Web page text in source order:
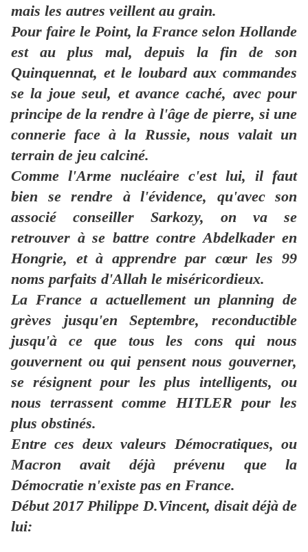
mais les autres veillent au grain.
Pour faire le Point, la France selon Hollande
est au plus mal, depuis la fin de son
Quinquennat, et le loubard aux commandes
se la joue seul, et avance caché, avec pour
principe de la rendre à l'âge de pierre, si une
connerie face à la Russie, nous valait un
terrain de jeu calciné.
Comme l'Arme nucléaire c'est lui, il faut
bien se rendre à l'évidence, qu'avec son
associé conseiller Sarkozy, on va se
retrouver à se battre contre Abdelkader en
Hongrie, et à apprendre par cœur les 99
noms parfaits d'Allah le miséricordieux.
La France a actuellement un planning de
grèves jusqu'en Septembre, reconductible
jusqu'à ce que tous les cons qui nous
gouvernent ou qui pensent nous gouverner,
se résignent pour les plus intelligents, ou
nous terrassent comme HITLER pour les
plus obstinés.
Entre ces deux valeurs Démocratiques, ou
Macron avait déjà prévenu que la
Démocratie n'existe pas en France.
Début 2017 Philippe D.Vincent, disait déjà de
lui: